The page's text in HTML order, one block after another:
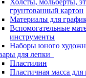
Холсты, мольберты,
грунтованный картон
Материалы для
Вспомогательные
инструменты
Наборы юного
для лепки
Пластилин
Пластичная масса